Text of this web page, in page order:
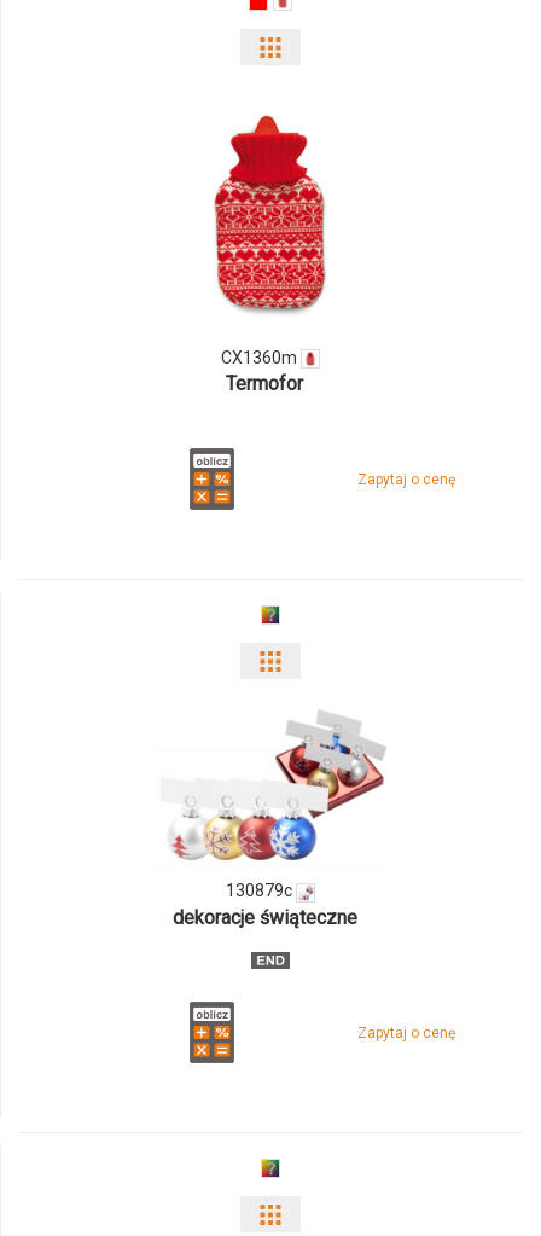
i
ilości
produktu
CX1360m
CX1360m
Termofor
Zapytaj o cenę
odmiany
i
ilości
produktu
130879c
130879c
dekoracje świąteczne
Zapytaj o cenę